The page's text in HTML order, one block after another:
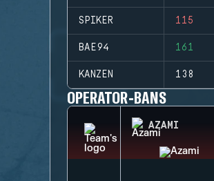
SPIKER 115
BAE94 161
KANZEN 138
OPERATOR-BANS
AZAMI